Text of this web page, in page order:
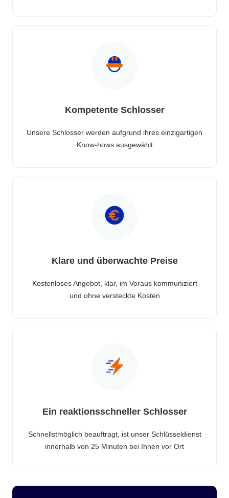
Kompetente Schlosser
Unsere Schlosser werden aufgrund ihres einzigartigen
Know-hows ausgewählt
Klare und überwachte Preise
Kostenloses Angebot, klar, im Voraus kommuniziert
und ohne versteckte Kosten
Ein reaktionsschneller Schlosser
Schnellstmöglich beauftragt, ist unser Schlüsseldienst
innerhalb von 25 Minuten bei Ihnen vor Ort